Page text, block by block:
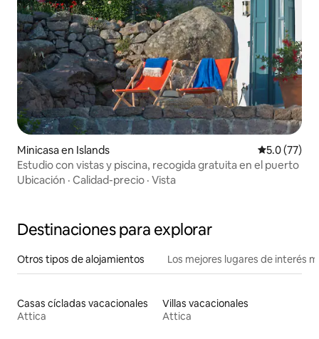
Minicasa en Islands Calificación
5.0 (77)
Estudio con vistas y piscina, recogida gratuita en el puerto
Ubicación · Calidad-precio · Vista
Destinaciones para explorar
Otros tipos de alojamientos Los mejores lugares de interés
Casas cícladas vacacionales
Attica
Villas vacacionales
Attica